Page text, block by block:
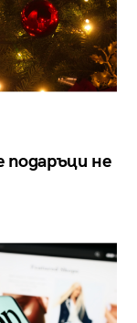
подаръци не